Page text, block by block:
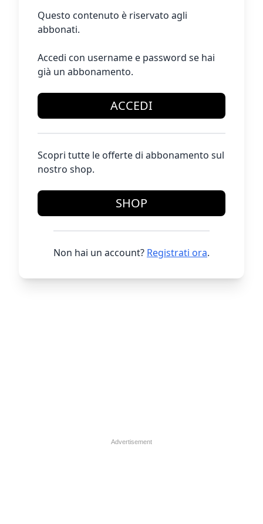
Questo contenuto è riservato agli
abbonati.
Accedi con username e password se hai
già un abbonamento.
ACCEDI
Scopri tutte le offerte di abbonamento sul
nostro shop.
SHOP
Non hai un account? Registrati ora.